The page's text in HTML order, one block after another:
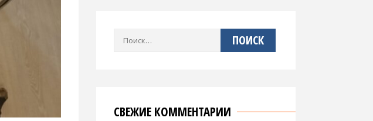
Найти:
СВЕЖИЕ КОММЕНТАРИИ